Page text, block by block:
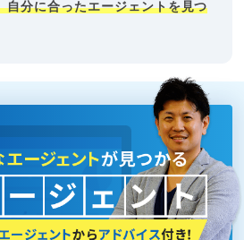
自分に合ったエージェントを見つ